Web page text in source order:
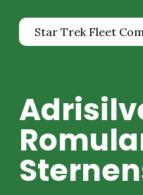
Hauptinhalt
springen
Star Trek Fleet